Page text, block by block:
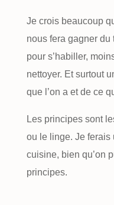
Je crois beaucoup
nous fera gagner du
pour s’habiller,
nettoyer. Et surtout
que l’on a et de ce
Les principes sont
ou le linge. Je ferais
cuisine, bien qu’on
principes.